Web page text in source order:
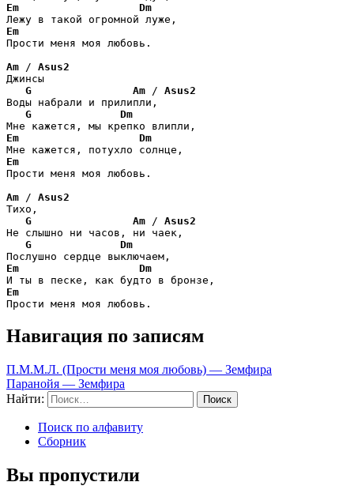
Em
Dm
Em
Прости меня моя любовь.
Am / Asus2
Джинсы
G
Am / Asus2
Воды набрали и прилипли,
G
Dm
Em
Dm
Em
Прости меня моя любовь.
Am / Asus2
Тихо,
G
Am / Asus2
Не слышно ни часов, ни чаек,
G
Dm
Em
Dm
Em
Прости меня моя любовь.
Навигация по записям
П.М.М.Л. (Прости меня моя любовь) — Земфира
Паранойя — Земфира
Найти:
Поиск по алфавиту
Сборник
Вы пропустили